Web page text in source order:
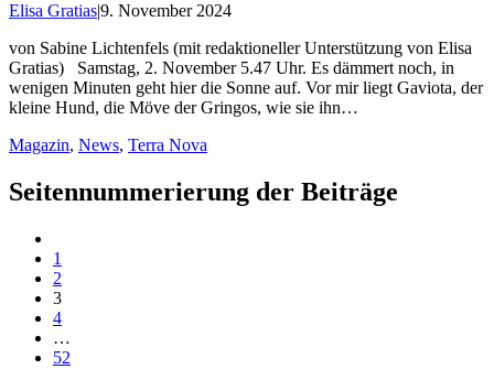
Elisa Gratias|9. November 2024
von Sabine Lichtenfels (mit redaktioneller Unterstützung von Elisa
Gratias) Samstag, 2. November 5.47 Uhr. Es dämmert noch, in
wenigen Minuten geht hier die Sonne auf. Vor mir liegt Gaviota, der
kleine Hund, die Möve der Gringos, wie sie ihn…
Magazin, News, Terra Nova
Seitennummerierung der Beiträge
1
2
3
4
…
52